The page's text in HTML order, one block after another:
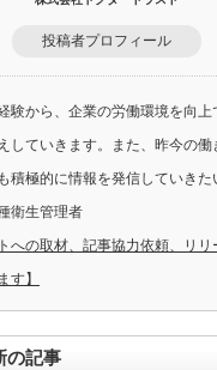
投稿者プロフィール
験から、企業の労働環境を向
していきます。また、昨今の
積極的に情報を発信していきた
衛生管理者
への取材、記事協力依頼、リ
す】
の記事